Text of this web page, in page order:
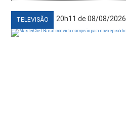
TELEVISÃO 20h11 de 08/08/2026